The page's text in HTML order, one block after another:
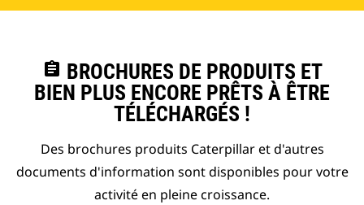
assignment BROCHURES DE PRODUITS ET
BIEN PLUS ENCORE PRÊTS À ÊTRE
TÉLÉCHARGÉS !
Des brochures produits Caterpillar et d'autres
documents d'information sont disponibles pour votre
activité en pleine croissance.